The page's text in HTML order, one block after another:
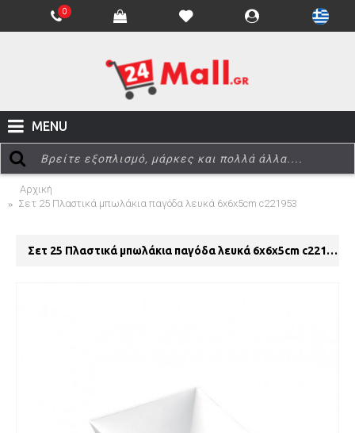
0
MENU
Αρχική
Σετ 25 Πλαστικά μπωλάκια παγόδα λευκά 6x6x5cm c221953
Σετ 25 Πλαστικά μπωλάκια παγόδα λευκά 6x6x5cm c221953